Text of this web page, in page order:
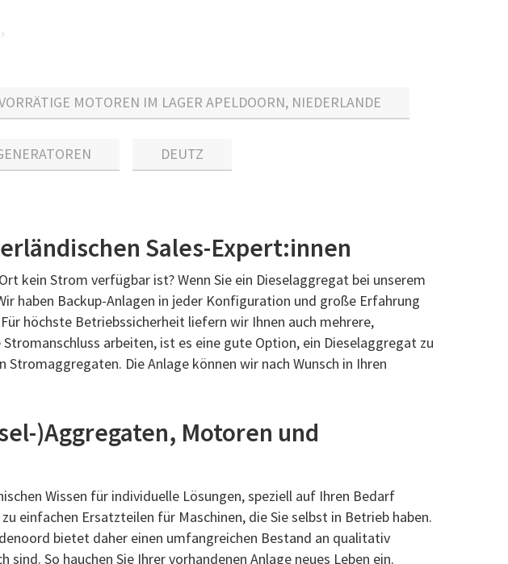
MOTOREN IM LAGER APELDOORN, NIEDERLANDE
DEUTZ
Sales-Expert:innen
kein Strom verfügbar ist? Wenn Sie ein Dieselaggregat bei unserem
haben Backup-Anlagen in jeder Konfiguration und große Erfahrung
höchste Betriebssicherheit liefern wir Ihnen auch mehrere,
arbeiten, ist es eine gute Option, ein Dieselaggregat zu
Die Anlage können wir nach Wunsch in Ihren
)Aggregaten, Motoren und
Wissen für individuelle Lösungen, speziell auf Ihren Bedarf
einfachen Ersatzteilen für Maschinen, die Sie selbst in Betrieb haben.
bietet daher einen umfangreichen Bestand an qualitativ
So hauchen Sie Ihrer vorhandenen Anlage neues Leben ein.